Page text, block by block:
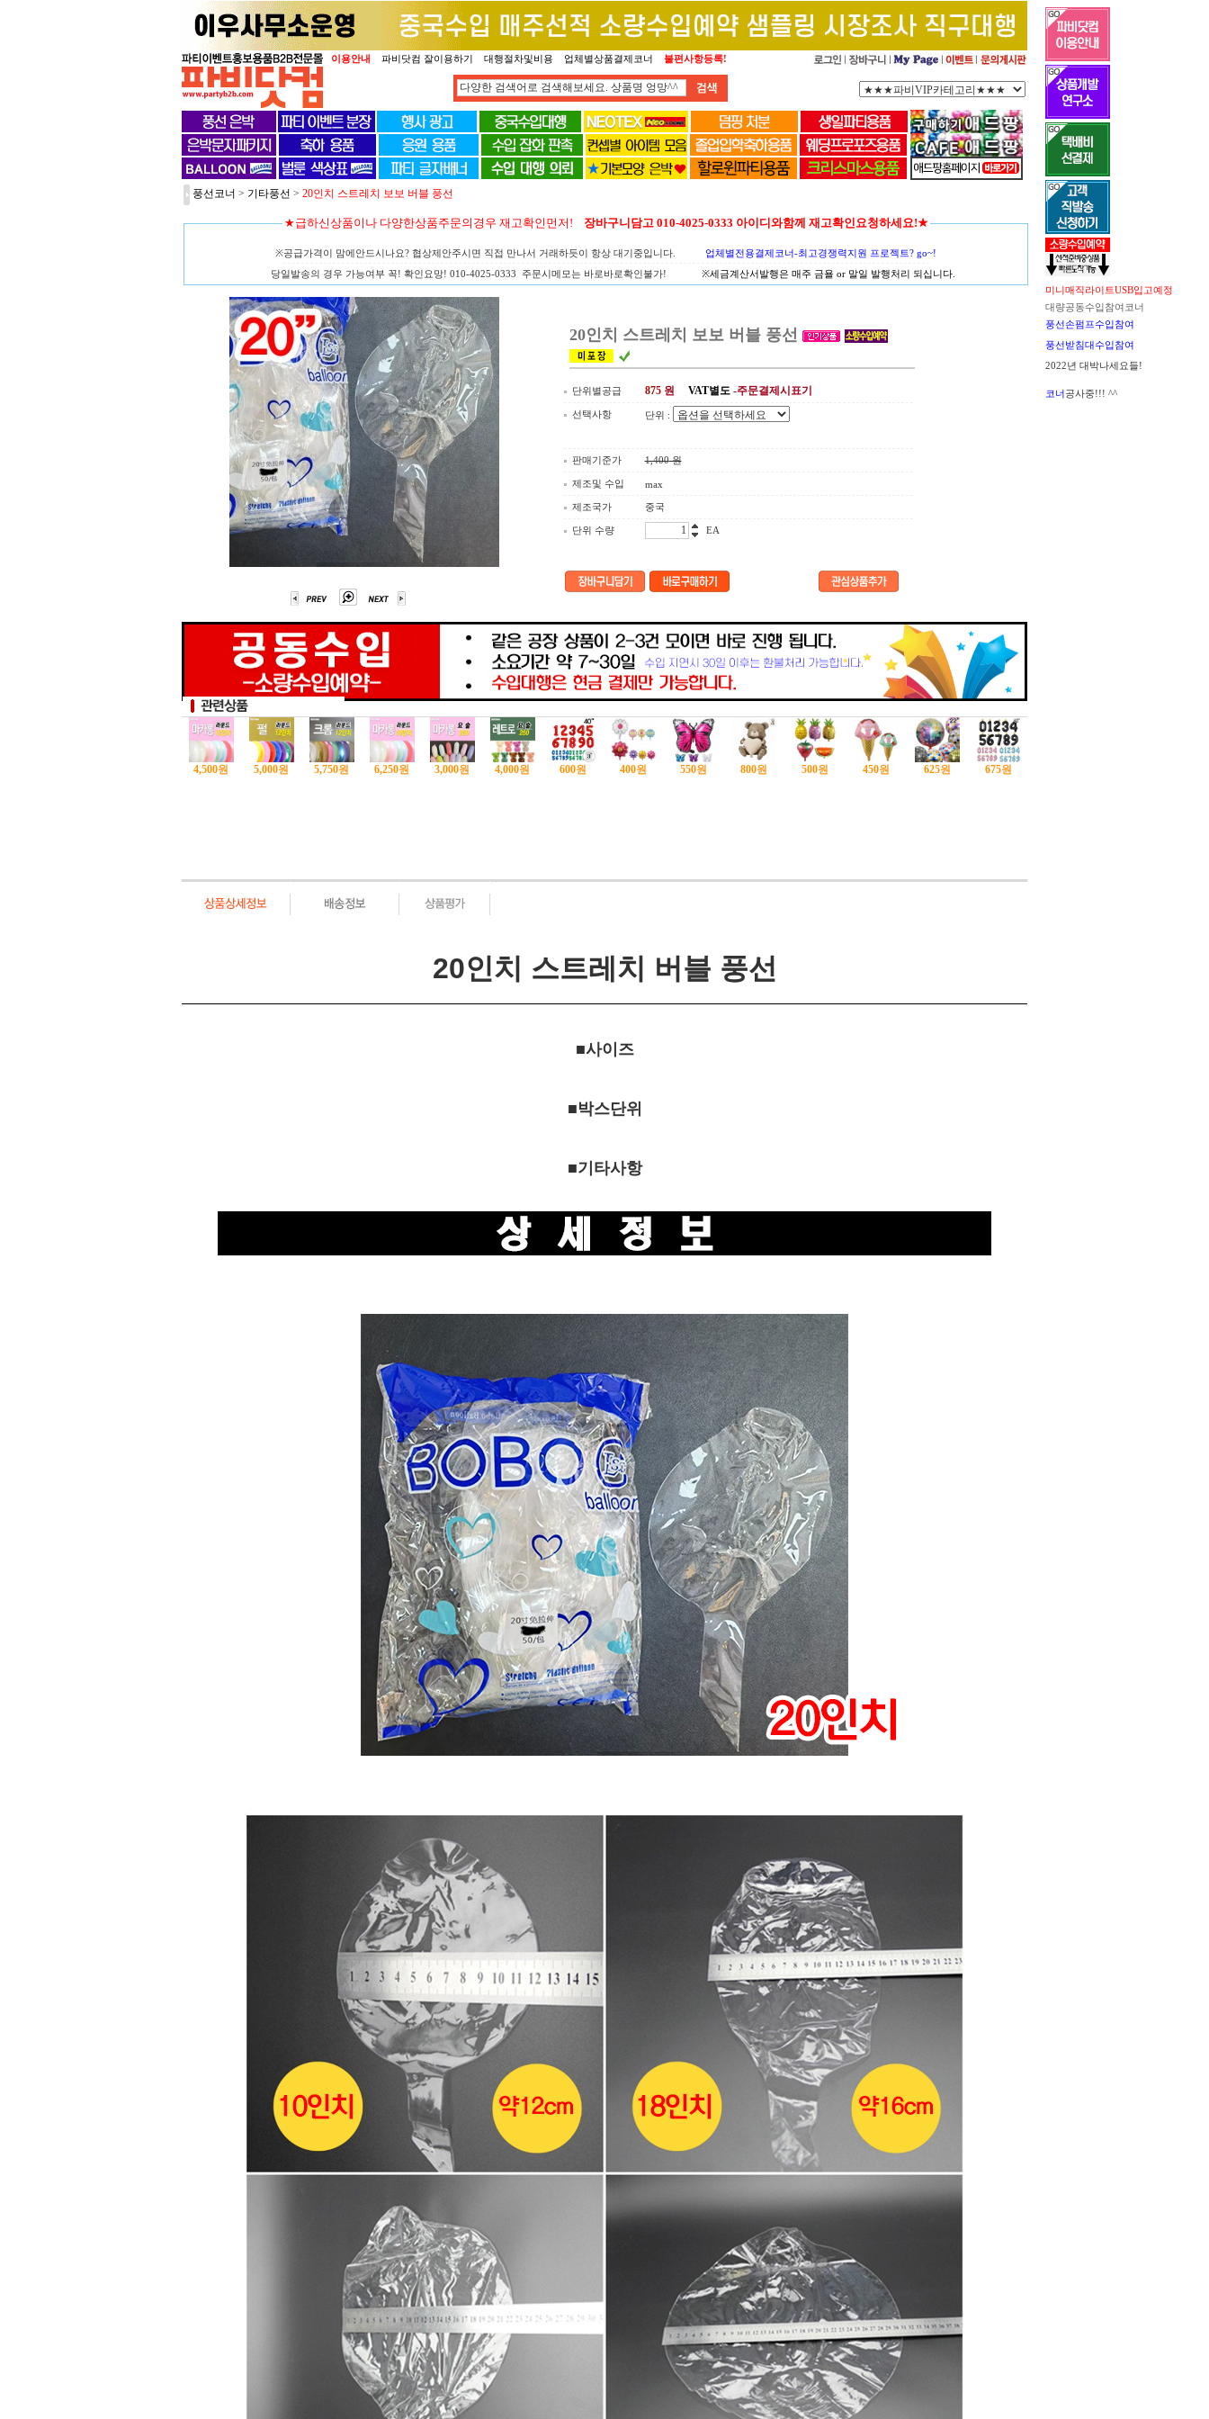
이용안내 파비닷컴 잘이용하기 대행절차및비용 업체별상품결제코너 불편사항등록!
풍선코너 > 기타풍선 > 20인치 스트레치 보보 버블 풍선
★급하신상품이나 다양한상품주문의경우 재고확인먼저! 장바구니담고 010-4025-0333 아이디와함께 재고확인요청하세요!★
※공급가격이 맘에안드시나요? 협상제안주시면 직접 만나서 거래하듯이 항상 대기중입니다. 업체별전용결제코너-최고경쟁력지원 프로젝트? go~!
당일발송의 경우 가능여부 꼭! 확인요망! 010-4025-0333 주문시메모는 바로바로확인불가! ※세금계산서발행은 매주 금욜 or 말일 발행처리 되십니다.
20인치 스트레치 보보 버블 풍선
단위별공급 875원 VAT별도-주문결제시표기
선택사항 단위 :
판매기준가 1,400원
제조및 수입 max
제조국가 중국
단위 수량 EA
4,500원 5,000원 5,750원 6,250원 3,000원 4,000원 600원 400원 550원 800원 500원 450원 625원 675원
20인치 스트레치 버블 풍선
■사이즈
■박스단위
■기타사항
미니매직라이트USB입고예정
대량공동수입참여코너
풍선손펌프수입참여
풍선받침대수입참여
2022년 대박나세요들!
코너공사중!!! ^^